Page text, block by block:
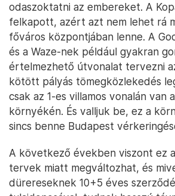
odaszoktatni az embereket. A
felkapott, azért azt nem lehet rá
főváros központjában lenne. A
és a Waze-nek például gyakran
értelmezhető útvonalat tervezni
kötött pályás tömegközlekedés
csak az 1-es villamos vonalán van
környékén. És valljuk be, ez a
sincs benne Budapest
A következő években viszont ez
tervek miatt megváltozhat, és
dürereseknek 10+5 éves